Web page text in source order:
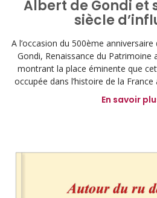
Albert de Gondi et
siècle
A l’occasion du 500ème anniversaire
Gondi, Renaissance du Patrimoine
montrant la place éminente que
occupée dans l’histoire de la
En savoir